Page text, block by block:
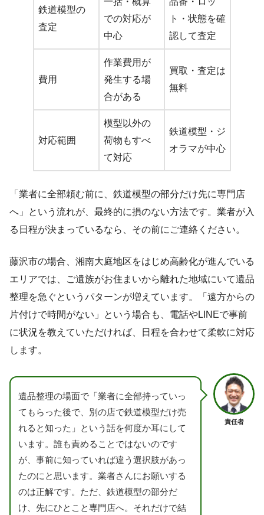
鉄道模型の
査定
での対応が
中心
ト・状態を確
認して査定
費用
作業費用が
発生する場
合がある
買取・査定は
無料
対応範囲
模型以外の
荷物もすべ
て対応
鉄道模型・ジ
オラマが中心
「業者に全部頼む前に、鉄道模型の部分だけ先に専門店
へ」という流れが、最終的に損のない方法です。業者が入
る日程が決まっているなら、その前にご連絡ください。
藤沢市の場合、湘南大庭地区をはじめ高齢化が進んでいる
エリアでは、ご遺族がお住まいから離れた地域にいて遺品
整理を急ぐというパターンが増えています。「遠方からの
片付けで時間がない」という場合も、電話やLINEで事前
に状況を教えていただければ、日程を合わせて柔軟に対応
します。
責任者
遺品整理の場面で「業者に全部持っていっ
てもらった後で、別の店で鉄道模型だけ売
れると知った」という話を何度か耳にして
います。誰も責めることではないのです
が、事前に知っていれば違う選択肢があっ
たのにと思います。業者さんにお願いする
のは正解です。ただ、鉄道模型の部分だ
け、先にひとこと専門店へ。それだけで結